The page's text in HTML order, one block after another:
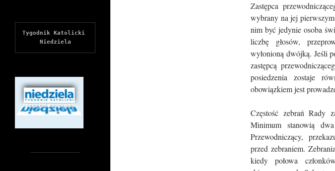
Zastępca
wybrany na jej
nim być jedynie osoba
liczbę głosów,
wyłonioną dwójką. Jeśli
zastępcą
posiedzenia zostaje
obowiązkiem jest
Częstość zebrań Rady
Minimum stanowią
Przewodniczący,
przed zebraniem.
kiedy połowa
Tygodnik Katolicki
Niedziela